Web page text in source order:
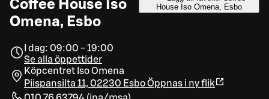
Coffee House Iso
Omena, Esbo
House Iso Omena, Esbo
I dag: 09:00 - 19:00
Se alla öppettider
Köpcentret Iso Omena
Piispansilta 11, 02230 EsboÖppnas i ny flik